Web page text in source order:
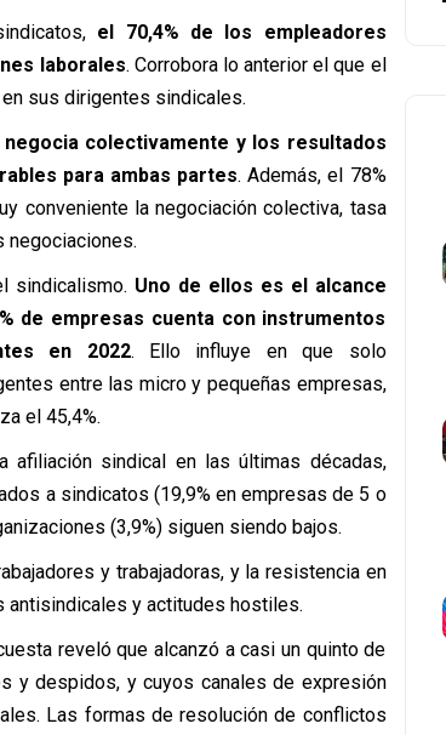
el 70,4% de los empleadores
laborales. Corrobora lo anterior el que el
sus dirigentes sindicales.
colectivamente y los resultados
para ambas partes. Además, el 78%
conveniente la negociación colectiva, tasa
negociaciones.
sindicalismo. Uno de ellos es el alcance
de empresas cuenta con instrumentos
en 2022. Ello influye en que solo
entre las micro y pequeñas empresas,
el 45,4%.
sindical en las últimas décadas,
a sindicatos (19,9% en empresas de 5 o
(3,9%) siguen siendo bajos.
y trabajadoras, y la resistencia en
antisindicales y actitudes hostiles.
reveló que alcanzó a casi un quinto de
y despidos, y cuyos canales de expresión
Las formas de resolución de conflictos